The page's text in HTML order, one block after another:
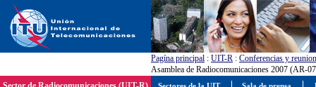
Pagína principal : UIT-R : Conferencias y
Asamblea de Radiocomunicaciones 2007 (AR-